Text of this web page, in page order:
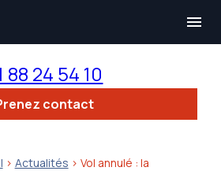
menu
88 24 54 10
contact
> Actualités > Vol annulé : la